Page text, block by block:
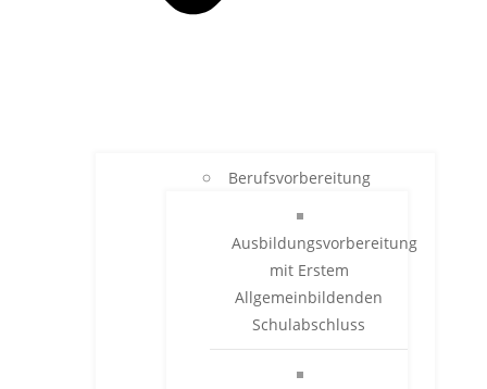
Berufsvorbereitung
Ausbildungsvorbereitung
mit Erstem
Allgemeinbildenden
Schulabschluss